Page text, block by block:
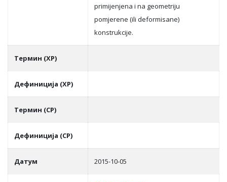
primijenjena i na geometriju
pomjerene (ili deformisane)
konstrukcije.
Термин (ХР)
Дефиниција (ХР)
Термин (СР)
Дефиниција (СР)
Датум 2015-10-05